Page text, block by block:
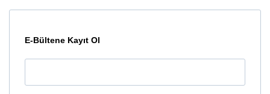
E-Bültene Kayıt Ol